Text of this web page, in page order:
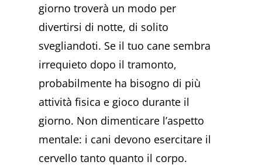
giorno troverà un modo per
divertirsi di notte, di solito
svegliandoti. Se il tuo cane sembra
irrequieto dopo il tramonto,
probabilmente ha bisogno di più
attività fisica e gioco durante il
giorno. Non dimenticare l’aspetto
mentale: i cani devono esercitare il
cervello tanto quanto il corpo.